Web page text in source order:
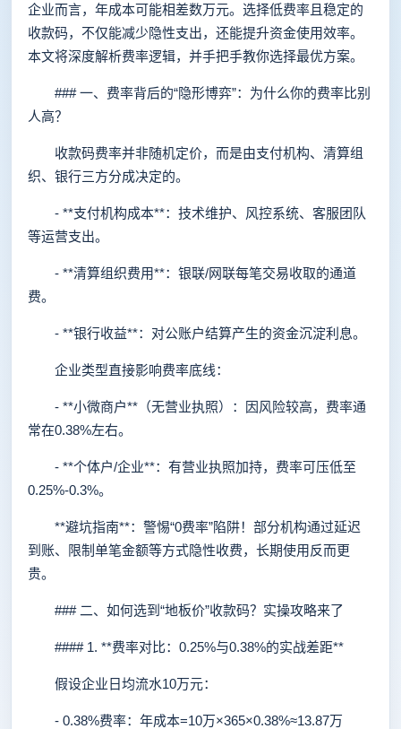
企业而言，年成本可能相差数万元。选择低费率且稳定的
收款码，不仅能减少隐性支出，还能提升资金使用效率。
本文将深度解析费率逻辑，并手把手教你选择最优方案。
### 一、费率背后的“隐形博弈”：为什么你的费率比别
人高？
收款码费率并非随机定价，而是由支付机构、清算组
织、银行三方分成决定的。
- **支付机构成本**：技术维护、风控系统、客服团队
等运营支出。
- **清算组织费用**：银联/网联每笔交易收取的通道
费。
- **银行收益**：对公账户结算产生的资金沉淀利息。
企业类型直接影响费率底线：
- **小微商户**（无营业执照）：因风险较高，费率通
常在0.38%左右。
- **个体户/企业**：有营业执照加持，费率可压低至
0.25%-0.3%。
**避坑指南**：警惕“0费率”陷阱！部分机构通过延迟
到账、限制单笔金额等方式隐性收费，长期使用反而更
贵。
### 二、如何选到“地板价”收款码？实操攻略来了
#### 1. **费率对比：0.25%与0.38%的实战差距**
假设企业日均流水10万元：
- 0.38%费率：年成本=10万×365×0.38%≈13.87万